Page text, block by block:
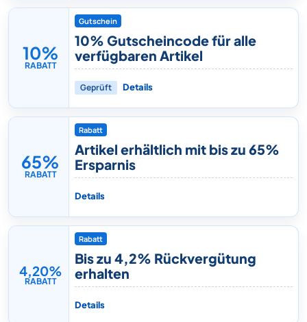
10%
RABATT
Gutschein
10% Gutscheincode für alle
verfügbaren Artikel
Geprüft Details
65%
RABATT
Rabatt
Artikel erhältlich mit bis zu 65%
Ersparnis
Details
4,20%
RABATT
Rabatt
Bis zu 4,2% Rückvergütung
erhalten
Details